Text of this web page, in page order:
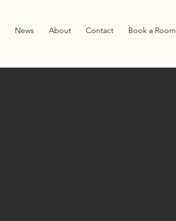
News About Contact Book a Room